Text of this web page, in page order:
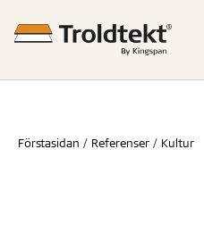
Förstasidan Referenser Kultur